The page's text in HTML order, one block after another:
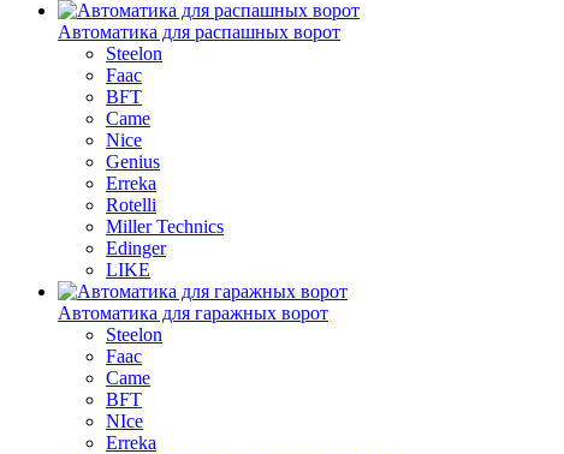
Автоматика для распашных ворот
Steelon
Faac
BFT
Came
Nice
Genius
Erreka
Rotelli
Miller Technics
Edinger
LIKE
Автоматика для гаражных ворот
Steelon
Faac
Came
BFT
NIce
Erreka